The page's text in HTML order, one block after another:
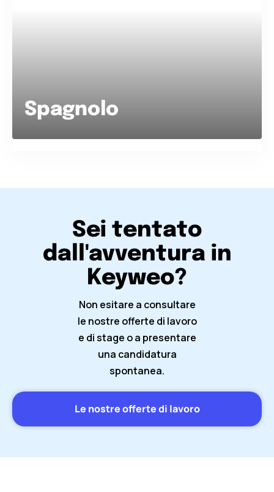
Spagnolo
Sei tentato
dall'avventura in
Keyweo?
Non esitare a consultare
le nostre offerte di lavoro
e di stage o a presentare
una candidatura
spontanea.
Le nostre offerte di lavoro